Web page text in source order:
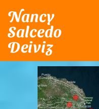
Nancy
Salcedo
Deiviz